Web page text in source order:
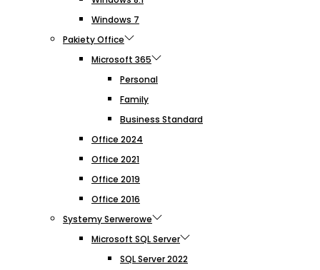
Windows 7
Pakiety Office
Microsoft 365
Personal
Family
Business Standard
Office 2024
Office 2021
Office 2019
Office 2016
Systemy Serwerowe
Microsoft SQL Server
SQL Server 2022